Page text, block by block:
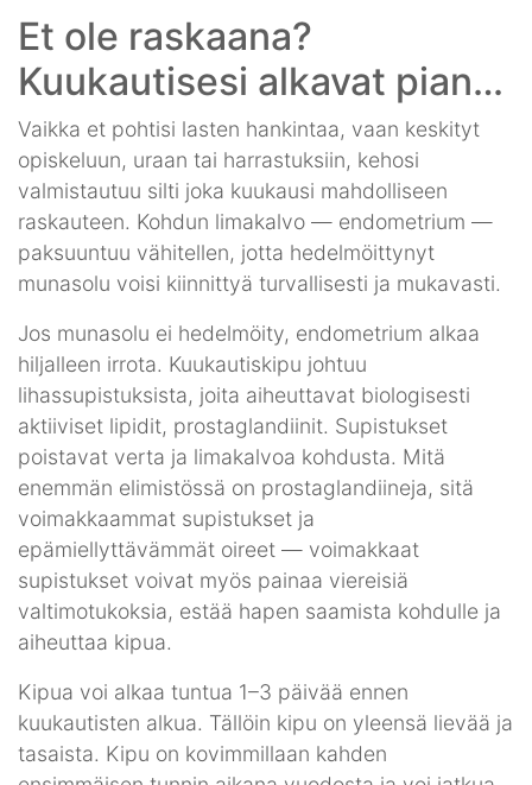
Et ole raskaana?
Kuukautisesi alkavat pian…
Vaikka et pohtisi lasten hankintaa, vaan keskityt
opiskeluun, uraan tai harrastuksiin, kehosi
valmistautuu silti joka kuukausi mahdolliseen
raskauteen. Kohdun limakalvo — endometrium —
paksuuntuu vähitellen, jotta hedelmöittynyt
munasolu voisi kiinnittyä turvallisesti ja mukavasti.
Jos munasolu ei hedelmöity, endometrium alkaa
hiljalleen irrota. Kuukautiskipu johtuu
lihassupistuksista, joita aiheuttavat biologisesti
aktiiviset lipidit, prostaglandiinit. Supistukset
poistavat verta ja limakalvoa kohdusta. Mitä
enemmän elimistössä on prostaglandiineja, sitä
voimakkaammat supistukset ja
epämiellyttävämmät oireet — voimakkaat
supistukset voivat myös painaa viereisiä
valtimotukoksia, estää hapen saamista kohdulle ja
aiheuttaa kipua.
Kipua voi alkaa tuntua 1–3 päivää ennen
kuukautisten alkua. Tällöin kipu on yleensä lievää ja
tasaista. Kipu on kovimmillaan kahden